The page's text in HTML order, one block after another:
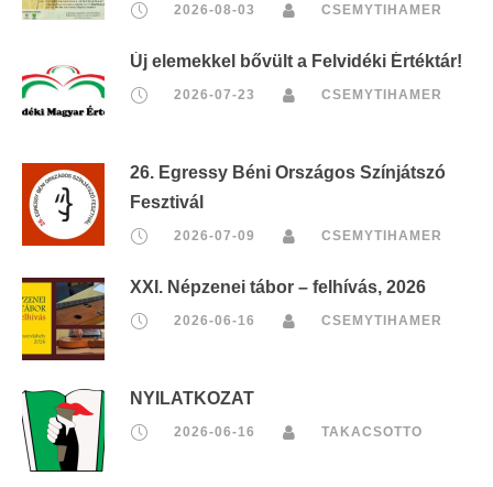
2026-08-03 CSEMYTIHAMER
Új elemekkel bővült a Felvidéki Értéktár!
2026-07-23 CSEMYTIHAMER
26. Egressy Béni Országos Színjátszó
Fesztivál
2026-07-09 CSEMYTIHAMER
XXI. Népzenei tábor – felhívás, 2026
2026-06-16 CSEMYTIHAMER
NYILATKOZAT
2026-06-16 TAKACSOTTO